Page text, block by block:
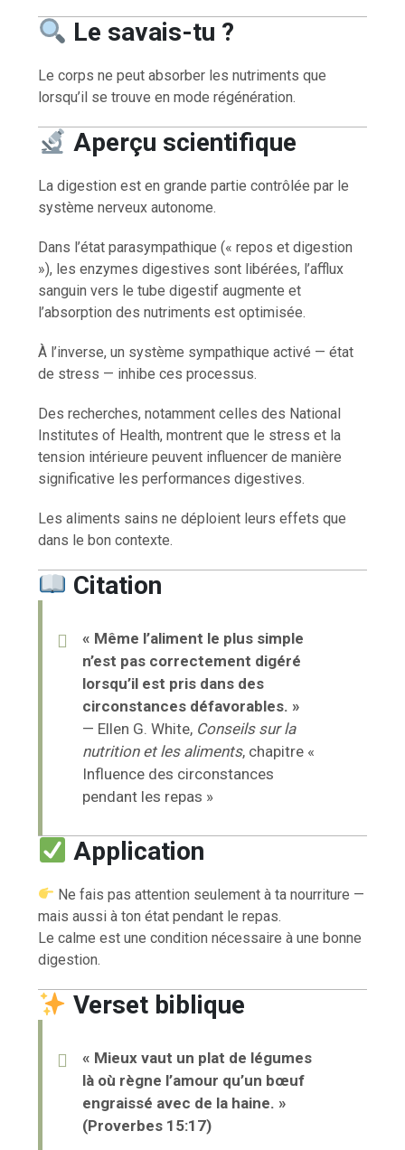
Le savais-tu ?
Le corps ne peut absorber les nutriments que
lorsqu’il se trouve en mode régénération.
Aperçu scientifique
La digestion est en grande partie contrôlée par le
système nerveux autonome.
Dans l’état parasympathique (« repos et digestion
»), les enzymes digestives sont libérées, l’afflux
sanguin vers le tube digestif augmente et
l’absorption des nutriments est optimisée.
À l’inverse, un système sympathique activé — état
de stress — inhibe ces processus.
Des recherches, notamment celles des National
Institutes of Health, montrent que le stress et la
tension intérieure peuvent influencer de manière
significative les performances digestives.
Les aliments sains ne déploient leurs effets que
dans le bon contexte.
Citation
« Même l’aliment le plus simple
n’est pas correctement digéré
lorsqu’il est pris dans des
circonstances défavorables. »
— Ellen G. White, Conseils sur la
nutrition et les aliments, chapitre «
Influence des circonstances
pendant les repas »
Application
Ne fais pas attention seulement à ta nourriture —
mais aussi à ton état pendant le repas.
Le calme est une condition nécessaire à une bonne
digestion.
Verset biblique
« Mieux vaut un plat de légumes
là où règne l’amour qu’un bœuf
engraissé avec de la haine. »
(Proverbes 15:17)